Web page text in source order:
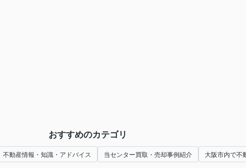
おすすめのカテゴリ
不動産情報・知識・アドバイス 当センター買取・売却事例紹介 大阪市内で不